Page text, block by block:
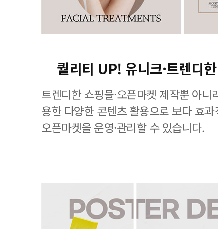
퀄리티 UP! 유니크·트렌디
트렌디한 쇼핑몰·오픈마켓 제작뿐 아
용한 다양한 콘텐츠 활용으로 보다 효
오픈마켓을 운영·관리할 수 있습니다.